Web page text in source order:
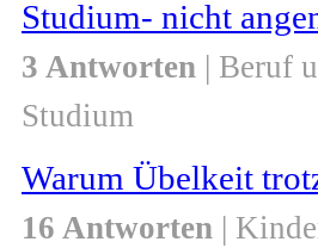
Studium- nicht
3 Antworten | Beruf
Studium
Warum Übelkeit
16 Antworten |